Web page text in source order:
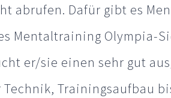
abrufen. Dafür gibt es
Mentaltraining Olympia-
er/sie einen sehr gut
Trainingsaufbau